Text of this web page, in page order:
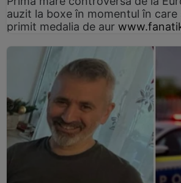
auzit la boxe în momentul în
primit medalia de aur